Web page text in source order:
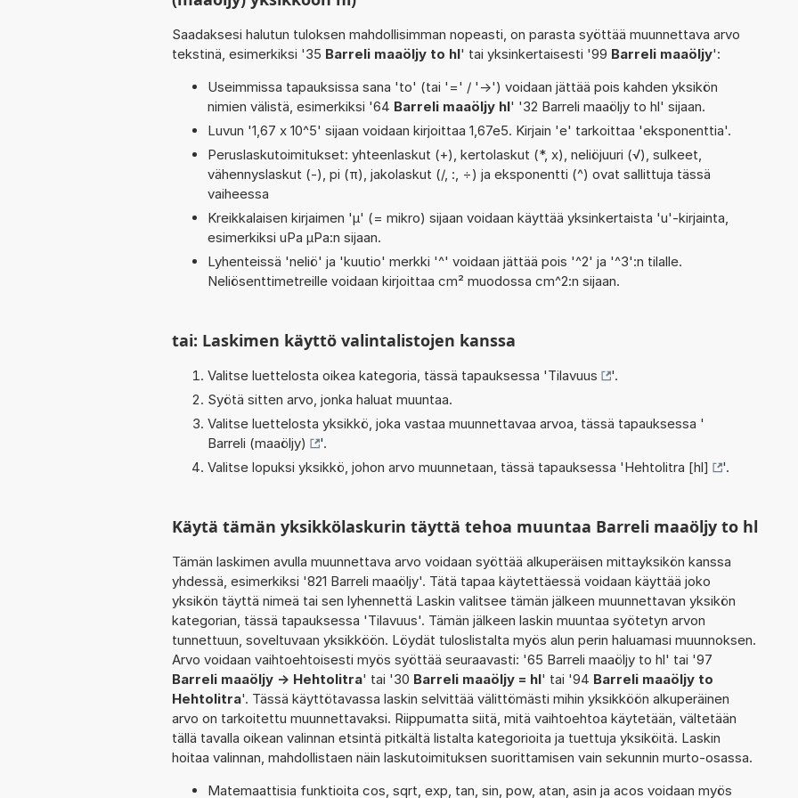
Saadaksesi halutun tuloksen mahdollisimman nopeasti, on parasta syöttää muunnettava arvo
tekstinä, esimerkiksi '35 Barreli maaöljy to hl' tai yksinkertaisesti '99 Barreli maaöljy':
Useimmissa tapauksissa sana 'to' (tai '=' / '->') voidaan jättää pois kahden yksikön
nimien välistä, esimerkiksi '64 Barreli maaöljy hl' '32 Barreli maaöljy to hl' sijaan.
Luvun '1,67 x 10^5' sijaan voidaan kirjoittaa 1,67e5. Kirjain 'e' tarkoittaa 'eksponenttia'.
Peruslaskutoimitukset: yhteenlaskut (+), kertolaskut (*, x), neliöjuuri (√), sulkeet,
vähennyslaskut (-), pi (π), jakolaskut (/, :, ÷) ja eksponentti (^) ovat sallittuja tässä
vaiheessa
Kreikkalaisen kirjaimen 'µ' (= mikro) sijaan voidaan käyttää yksinkertaista 'u'-kirjainta,
esimerkiksi uPa µPa:n sijaan.
Lyhenteissä 'neliö' ja 'kuutio' merkki '^' voidaan jättää pois '^2' ja '^3':n tilalle.
Neliösenttimetreille voidaan kirjoittaa cm² muodossa cm^2:n sijaan.
tai: Laskimen käyttö valintalistojen kanssa
Valitse luettelosta oikea kategoria, tässä tapauksessa 'Tilavuus
'.
Syötä sitten arvo, jonka haluat muuntaa.
Valitse luettelosta yksikkö, joka vastaa muunnettavaa arvoa, tässä tapauksessa '
Barreli (maaöljy)
'.
Valitse lopuksi yksikkö, johon arvo muunnetaan, tässä tapauksessa 'Hehtolitra [hl] '.
Käytä tämän yksikkölaskurin täyttä tehoa muuntaa Barreli maaöljy to hl
Tämän laskimen avulla muunnettava arvo voidaan syöttää alkuperäisen mittayksikön kanssa
yhdessä, esimerkiksi '821 Barreli maaöljy'. Tätä tapaa käytettäessä voidaan käyttää joko
yksikön täyttä nimeä tai sen lyhennettä Laskin valitsee tämän jälkeen muunnettavan yksikön
kategorian, tässä tapauksessa 'Tilavuus'. Tämän jälkeen laskin muuntaa syötetyn arvon
tunnettuun, soveltuvaan yksikköön. Löydät tuloslistalta myös alun perin haluamasi muunnoksen.
Arvo voidaan vaihtoehtoisesti myös syöttää seuraavasti: '65 Barreli maaöljy to hl' tai '97
Barreli maaöljy -> Hehtolitra' tai '30 Barreli maaöljy = hl' tai '94 Barreli maaöljy to
Hehtolitra'. Tässä käyttötavassa laskin selvittää välittömästi mihin yksikköön alkuperäinen
arvo on tarkoitettu muunnettavaksi. Riippumatta siitä, mitä vaihtoehtoa käytetään, vältetään
tällä tavalla oikean valinnan etsintä pitkältä listalta kategorioita ja tuettuja yksiköitä. Laskin
hoitaa valinnan, mahdollistaen näin laskutoimituksen suorittamisen vain sekunnin murto-osassa.
Matemaattisia funktioita cos, sqrt, exp, tan, sin, pow, atan, asin ja acos voidaan myös